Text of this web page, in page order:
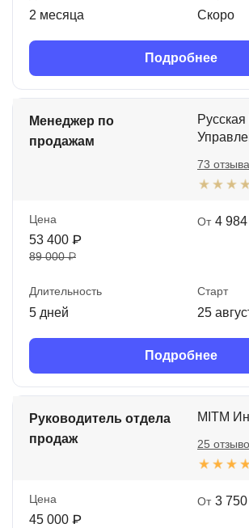
2 месяца Скоро
Подробнее
Менеджер по
продажам
73 отзыва
Цена
53 400 ₽
89 000 ₽
От 4
Длительность
5 дней
Старт
25
Подробнее
Руководитель отдела
продаж
MITM
25
Цена
45 000 ₽
От 3